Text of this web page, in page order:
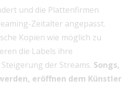
und die Plattenfirmen
Zeitalter angepasst.
Kopien wie möglich zu
die Labels ihre
der Streams. Songs,
eröffnen dem Künstler